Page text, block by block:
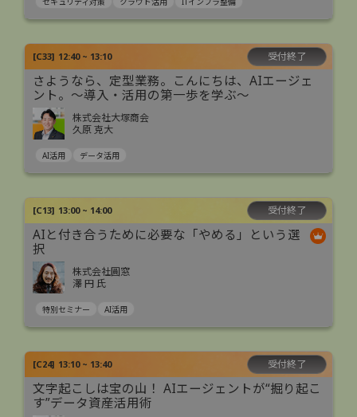
[C33] 12:40 ~ 13:10 受付終了
さようなら、定型業務。こんにちは、AIエージェ
ント。〜導入・活用の第一歩を学ぶ〜
株式会社大塚商会
久原 克大
AI活用 データ活用
[C13] 13:00 ~ 14:00 受付終了
AIと付き合うために必要な「やめる」という選
択
株式会社圓窓
澤 円 氏
特別セミナー AI活用
[C24] 13:10 ~ 13:40 受付終了
文字起こしは宝の山！ AIエージェントが“掘り起こ
す”データ資産活用術